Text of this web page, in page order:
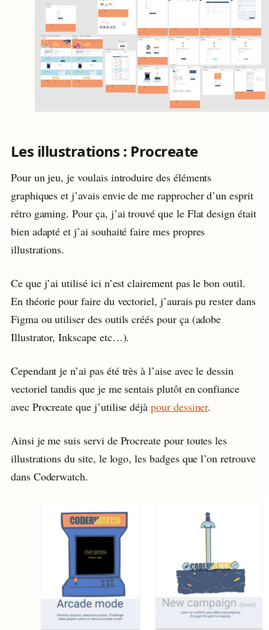
Les illustrations : Procreate
Pour un jeu, je voulais introduire des éléments
graphiques et j’avais envie de me rapprocher d’un esprit
rétro gaming. Pour ça, j’ai trouvé que le Flat design était
bien adapté et j’ai souhaité faire mes propres
illustrations.
Ce que j’ai utilisé ici n’est clairement pas le bon outil.
En théorie pour faire du vectoriel, j’aurais pu rester dans
Figma ou utiliser des outils créés pour ça (adobe
Illustrator, Inkscape etc…).
Cependant je n’ai pas été très à l’aise avec le dessin
vectoriel tandis que je me sentais plutôt en confiance
avec Procreate que j’utilise déjàpour dessiner.
Ainsi je me suis servi de Procreate pour toutes les
illustrations du site, le logo, les badges que l’on retrouve
dans Coderwatch.